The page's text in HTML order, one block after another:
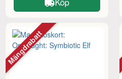
Mängdrabatt